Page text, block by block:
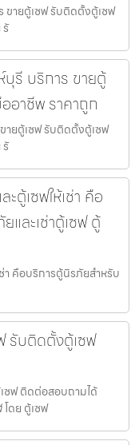
ขายตู้เซฟ รับติดตั้งตู้เซฟ
รี บริการ ขายตู้
อาชีพ ราคาถูก
ายตู้เซฟ รับติดตั้งตู้เซฟ
ะตู้เซฟให้เช่า คือ
และเช่าตู้เซฟ ตู้
ช่า คือบริการตู้นิรภัยสำหรับ
รับติดตั้งตู้เซฟ
ซฟ ติดต่อสอบถามได้
ดย ตู้เซฟ